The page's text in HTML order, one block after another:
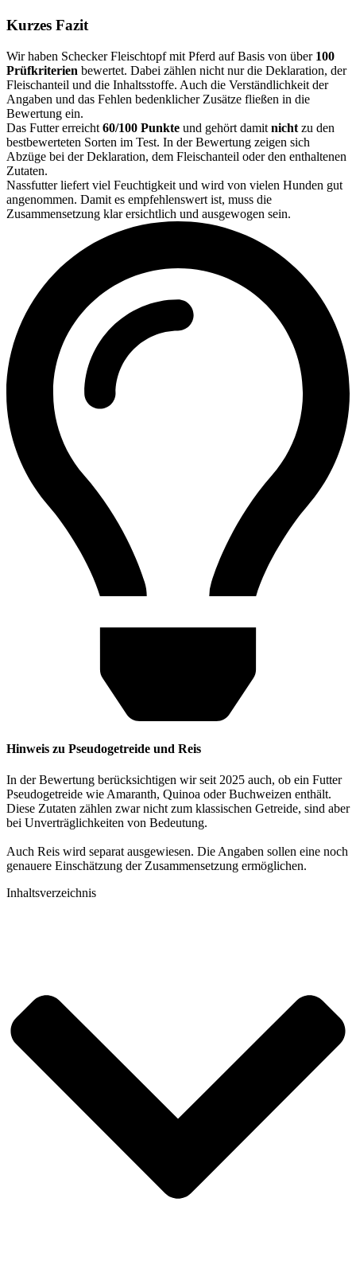
Kurzes Fazit
Wir haben Schecker Fleischtopf mit Pferd auf Basis von über 100
Prüfkriterien bewertet. Dabei zählen nicht nur die Deklaration, der
Fleischanteil und die Inhaltsstoffe. Auch die Verständlichkeit der
Angaben und das Fehlen bedenklicher Zusätze fließen in die
Bewertung ein.
Das Futter erreicht 60/100 Punkte und gehört damit nicht zu den
bestbewerteten Sorten im Test. In der Bewertung zeigen sich
Abzüge bei der Deklaration, dem Fleischanteil oder den enthaltenen
Zutaten.
Nassfutter liefert viel Feuchtigkeit und wird von vielen Hunden gut
angenommen. Damit es empfehlenswert ist, muss die
Zusammensetzung klar ersichtlich und ausgewogen sein.
Hinweis zu Pseudogetreide und Reis
In der Bewertung berücksichtigen wir seit 2025 auch, ob ein Futter
Pseudogetreide wie Amaranth, Quinoa oder Buchweizen enthält.
Diese Zutaten zählen zwar nicht zum klassischen Getreide, sind aber
bei Unverträglichkeiten von Bedeutung.
Auch Reis wird separat ausgewiesen. Die Angaben sollen eine noch
genauere Einschätzung der Zusammensetzung ermöglichen.
Inhaltsverzeichnis​